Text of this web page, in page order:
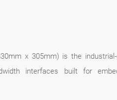
x 305mm) is the
interfaces built for